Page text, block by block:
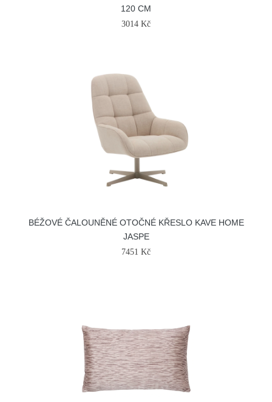
120 CM
3014 Kč
BÉŽOVÉ ČALOUNĚNÉ OTOČNÉ KŘESLO KAVE HOME
JASPE
7451 Kč